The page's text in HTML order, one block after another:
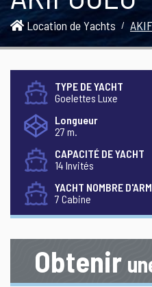
Location de Yachts
TYPE DE YACHT
Goelettes Luxe
Longueur
27 m.
CAPACITÉ DE YACHT
14 Invités
YACHT NOMBRE
7 Cabine
Obtenir